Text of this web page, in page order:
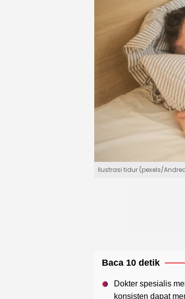
Ilustrasi tidur (pexels/
Baca 10 detik
Dokter spesialis
konsisten dapat